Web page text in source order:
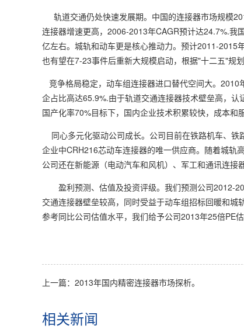
轨道交通仍处快速发展期。中国的连接器市场规模
连接器增速更高，2006-2013年CAGR预计达24.7%.
亿左右。城轨和动车更是核心推动力。预计2011-2015
也有望在7-23事件后重新大规模启动，根据"十二五"规
竞争格局稳定，动车组连接器进口替代空间大。
企占比高达65.9%.由于轨道交通连接器技术壁垒高，
国产化率70%目标下，国内企业技术积累较快，成本和
同心多元化驱动公司成长。公司目前在铁路机车、铁
企业中CRH216芯动车连接器的唯一供应商。随着城轨
公司还在新能源（电动汽车和风机）、军工和通讯连接
盈利预测、估值及投资评级。我们预测公司2012-
交通连接器壁垒较高，同时受益于动车组招标回暖和城
参考同比公司估值水平，我们给予公司2013年25倍PE
上一篇：2013年国内精密连接器市场探析。
相关新闻